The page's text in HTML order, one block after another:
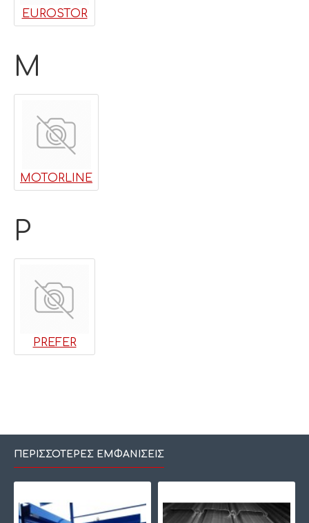
EUROSTOR
M
MOTORLINE
P
PREFER
ΠΕΡΙΣΣΌΤΕΡΕΣ ΕΜΦΑΝΊΣΕΙΣ